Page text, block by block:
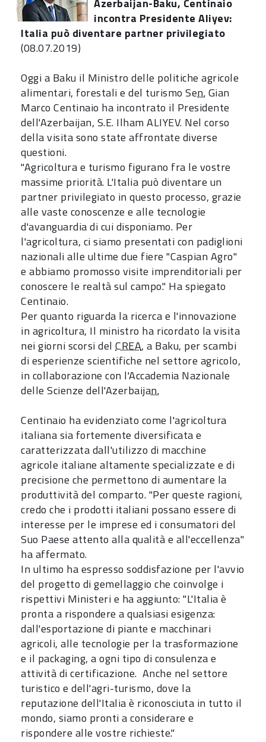
Azerbaijan-Baku, Centinaio
incontra Presidente Aliyev:
Italia può diventare partner privilegiato
(08.07.2019)
Oggi a Baku il Ministro delle politiche agricole
alimentari, forestali e del turismo Sen.Gian
Marco Centinaio ha incontrato il Presidente
dell'Azerbaijan, S.E. Ilham ALIYEV. Nel corso
della visita sono state affrontate diverse
questioni.
"Agricoltura e turismo figurano fra le vostre
massime priorità. L'Italia può diventare un
partner privilegiato in questo processo, grazie
alle vaste conoscenze e alle tecnologie
d'avanguardia di cui disponiamo. Per
l'agricoltura, ci siamo presentati con padiglioni
nazionali alle ultime due fiere "Caspian Agro"
e abbiamo promosso visite imprenditoriali per
conoscere le realtà sul campo." Ha spiegato
Centinaio.
Per quanto riguarda la ricerca e l'innovazione
in agricoltura, Il ministro ha ricordato la visita
nei giorni scorsi delCREA, a Baku, per scambi
di esperienze scientifiche nel settore agricolo,
in collaborazione con l'Accademia Nazionale
delle Scienze dell'Azerbaijan.
Centinaio ha evidenziato come l'agricoltura
italiana sia fortemente diversificata e
caratterizzata dall'utilizzo di macchine
agricole italiane altamente specializzate e di
precisione che permettono di aumentare la
produttività del comparto. "Per queste ragioni,
credo che i prodotti italiani possano essere di
interesse per le imprese ed i consumatori del
Suo Paese attento alla qualità e all'eccellenza"
ha affermato.
In ultimo ha espresso soddisfazione per l'avvio
del progetto di gemellaggio che coinvolge i
rispettivi Ministeri e ha aggiunto: "L'Italia è
pronta a rispondere a qualsiasi esigenza:
dall'esportazione di piante e macchinari
agricoli, alle tecnologie per la trasformazione
e il packaging, a ogni tipo di consulenza e
attività di certificazione. Anche nel settore
turistico e dell'agri-turismo, dove la
reputazione dell'Italia è riconosciuta in tutto il
mondo, siamo pronti a considerare e
rispondere alle vostre richieste."